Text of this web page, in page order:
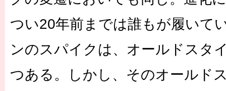
つい20年前までは誰もが履いて
ンのスパイクは、オールドスタ
つある。しかし、そのオールド